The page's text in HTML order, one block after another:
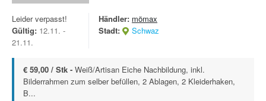
Leider verpasst!
Gültig: 12.11. -
21.11.
Händler: mömax
Stadt:
Schwaz
€ 59,00 / Stk - Weiß/Artisan Eiche Nachbildung, inkl.
Bilderrahmen zum selber befüllen, 2 Ablagen, 2 Kleiderhaken,
B...